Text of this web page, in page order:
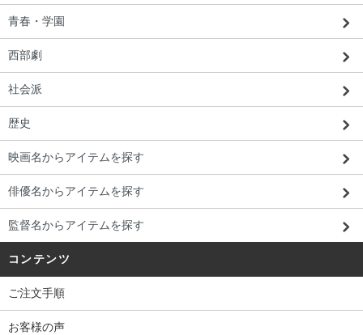
青春・学園
西部劇
社会派
歴史
映画名からアイテムを探す
俳優名からアイテムを探す
監督名からアイテムを探す
コンテンツ
ご注文手順
お客様の声